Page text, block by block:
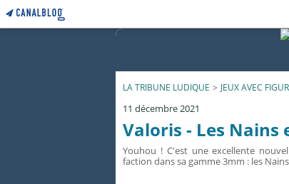
LA TRIBUNE LUDIQUE > JEUX AVEC
11 décembre 2021
Valoris - Les Nains
Youhou ! C'est une excellente
faction dans sa gamme 3mm : les